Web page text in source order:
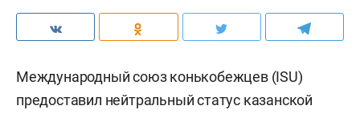
Международный союз конькобежцев (ISU)
предоставил нейтральный статус казанской